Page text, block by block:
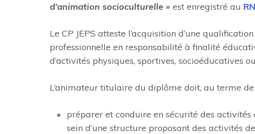
d’animation socioculturelle » est enregistré au
Le CP JEPS atteste l’acquisition d’une
professionnelle en responsabilité à finalité
d’activités physiques, sportives, socioéducatives
L’animateur titulaire du diplôme doit, au terme
préparer et conduire en sécurité des
sein d’une structure proposant des activités